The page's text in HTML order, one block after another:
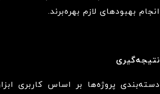
انجام بهبودهای لازم بهره‌برند.
نتیجه‌گیری
دسته‌بندی پروژه‌ها بر اساس کاربری